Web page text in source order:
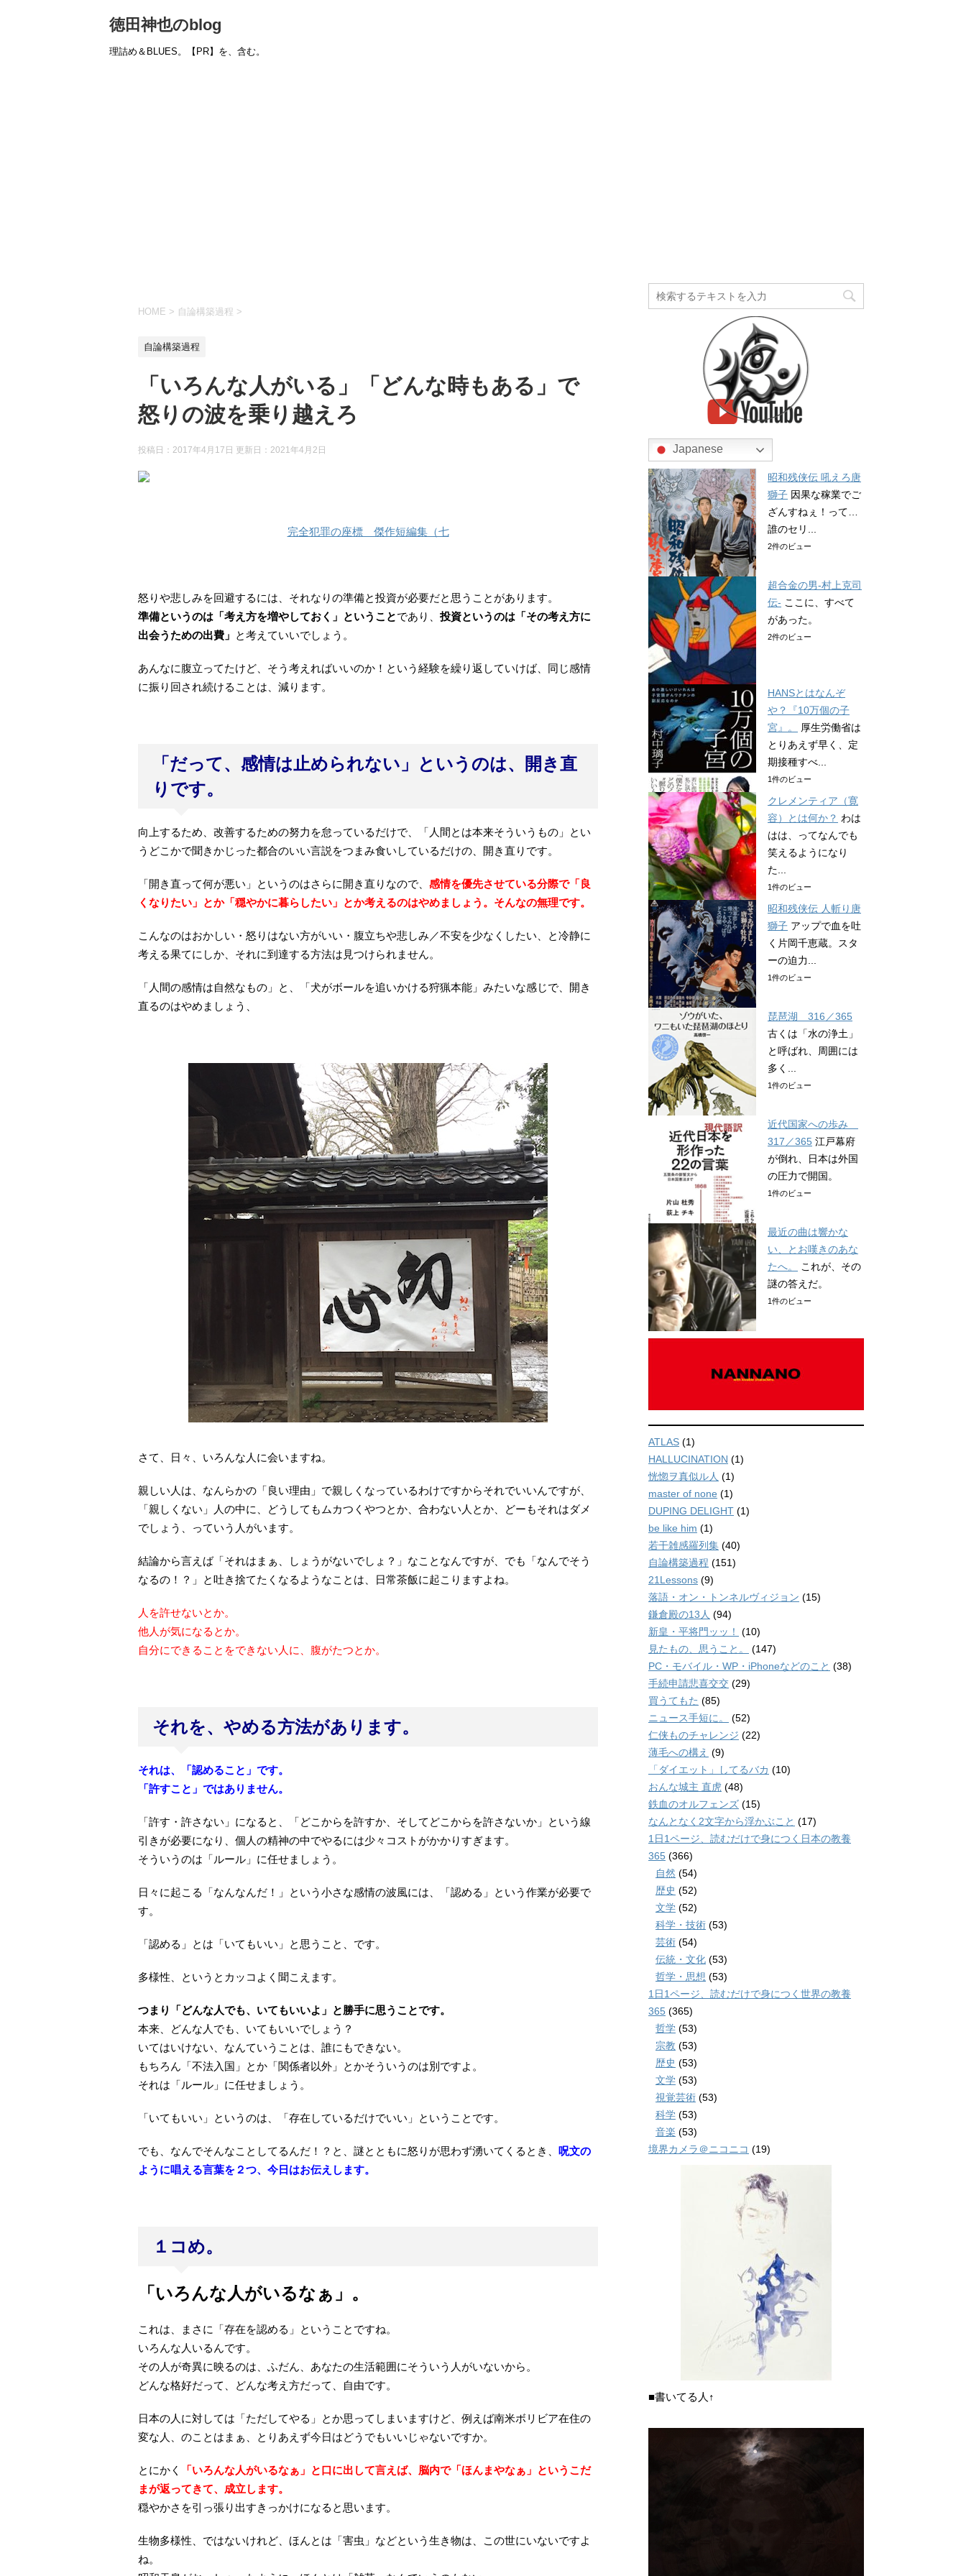
徳田神也のblog
理詰め＆BLUES。【PR】を、含む。
HOME > 自論構築過程 >
自論構築過程
「いろんな人がいる」「どんな時もある」で
怒りの波を乗り越えろ
投稿日：2017年4月17日 更新日： 2021年4月2日
完全犯罪の座標 傑作短編集（七
怒りや悲しみを回避するには、それなりの準備と投資が必要だと思うことがあります。
準備というのは「考え方を増やしておく」ということであり、 投資というのは「その考え方に
出会うための出費」 と考えていいでしょう。
あんなに腹立ってたけど、そう考えればいいのか！という経験を繰り返していけば、同じ感情
に振り回され続けることは、減ります。
「だって、感情は止められない」というのは、開き直
りです。
向上するため、改善するための努力を怠っているだけで、「人間とは本来そういうもの」とい
うどこかで聞きかじった都合のいい言説をつまみ食いしているだけの、開き直りです。
「開き直って何が悪い」というのはさらに開き直りなので、 感情を優先させている分際で「良
くなりたい」とか「穏やかに暮らしたい」とか考えるのはやめましょう。そんなの無理です。
こんなのはおかしい・怒りはない方がいい・腹立ちや悲しみ／不安を少なくしたい、と冷静に
考える果てにしか、それに到達する方法は見つけられません。
「人間の感情は自然なもの」と、「犬がボールを追いかける狩猟本能」みたいな感じで、開き
直るのはやめましょう、
さて、日々、いろんな人に会いますね。
親しい人は、なんらかの「良い理由」で親しくなっているわけですからそれでいいんですが、
「親しくない」人の中に、どうしてもムカつくやつとか、合わない人とか、どーもそれはダメ
でしょう、っていう人がいます。
結論から言えば「それはまぁ、しょうがないでしょ？」なことなんですが、でも「なんでそう
なるの！？」と吐き捨てたくなるようなことは、日常茶飯に起こりますよね。
人を許せないとか。
他人が気になるとか。
自分にできることをできない人に、腹がたつとか。
それを、やめる方法があります。
それは、「認めること」です。
「許すこと」ではありません。
「許す・許さない」になると、「どこからを許すか、そしてどこからを許さないか」という線
引きが必要になり、個人の精神の中でやるには少々コストがかかりすぎます。
そういうのは「ルール」に任せましょう。
日々に起こる「なんなんだ！」という小さな感情の波風には、「認める」という作業が必要で
す。
「認める」とは「いてもいい」と思うこと、です。
多様性、というとカッコよく聞こえます。
つまり「どんな人でも、いてもいいよ」と勝手に思うことです。
本来、どんな人でも、いてもいいでしょう？
いてはいけない、なんていうことは、誰にもできない。
もちろん「不法入国」とか「関係者以外」とかそういうのは別ですよ。
それは「ルール」に任せましょう。
「いてもいい」というのは、「存在しているだけでいい」ということです。
でも、なんでそんなことしてるんだ！？と、謎とともに怒りが思わず湧いてくるとき、 呪文の
ように唱える言葉を２つ、今日はお伝えします。
１コめ。
「いろんな人がいるなぁ」。
これは、まさに「存在を認める」ということですね。
いろんな人いるんです。
その人が奇異に映るのは、ふだん、あなたの生活範囲にそういう人がいないから。
どんな格好だって、どんな考え方だって、自由です。
日本の人に対しては「ただしてやる」とか思ってしまいますけど、例えば南米ボリビア在住の
変な人、のことはまぁ、とりあえず今日はどうでもいいじゃないですか。
とにかく
「いろんな人がいるなぁ」と口に出して言えば、脳内で「ほんまやなぁ」というこだ
まが返ってきて、成立します。
穏やかさを引っ張り出すきっかけになると思います。
生物多様性、ではないけれど、ほんとは「害虫」などという生き物は、この世にいないですよ
ね。
Japanese
昭和残侠伝 吼えろ唐
獅子 因果な稼業でご
ざんすねぇ！って…
誰のセリ...
2件のビュー
超合金の男-村上克司
伝- ここに、すべて
があった。
2件のビュー
HANSとはなんぞ
や？『10万個の子
宮』。
厚生労働省は
とりあえず早く、定
期接種すべ...
1件のビュー
クレメンティア（寛
容）とは何か？ わは
はは、ってなんでも
笑えるようになり
た...
1件のビュー
昭和残侠伝 人斬り唐
獅子 アップで血を吐
く片岡千恵蔵。スタ
ーの迫力...
1件のビュー
琵琶湖 316／365
古くは「水の浄土」
と呼ばれ、周囲には
多く...
1件のビュー
近代国家への歩み
317／365 江戸幕府
が倒れ、日本は外国
の圧力で開国。
1件のビュー
最近の曲は響かな
い、とお嘆きのあな
たへ。
これが、その
謎の答えだ。
1件のビュー
ATLAS (1)
HALLUCINATION (1)
恍惚ヲ真似ル人 (1)
master of none (1)
DUPING DELIGHT (1)
be like him (1)
若干雑感羅列集 (40)
自論構築過程 (151)
21Lessons (9)
落語・オン・トンネルヴィジョン (15)
鎌倉殿の13人 (94)
新皇・平将門ッッ！
(10)
見たもの、思うこと。
(147)
PC・モバイル・WP・iPhoneなどのこと (38)
手続申請悲喜交交 (29)
買うてもた (85)
ニュース手短に。
(52)
仁侠ものチャレンジ (22)
薄毛への構え (9)
「ダイエット」してるバカ (10)
おんな城主 直虎 (48)
鉄血のオルフェンズ (15)
なんとなく2文字から浮かぶこと (17)
1日1ページ、読むだけで身につく日本の教養
365 (366)
自然 (54)
歴史 (52)
文学 (52)
科学・技術 (53)
芸術 (54)
伝統・文化 (53)
哲学・思想 (53)
1日1ページ、読むだけで身につく世界の教養
365 (365)
哲学 (53)
宗教 (53)
歴史 (53)
文学 (53)
視覚芸術 (53)
科学 (53)
音楽 (53)
境界カメラ＠ニコニコ (19)
■書いてる人↑